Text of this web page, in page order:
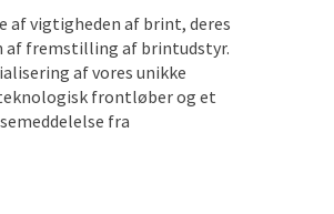
af vigtigheden af ​​brint, deres
af ​​fremstilling af brintudstyr.
af vores unikke
frontløber og et
fra